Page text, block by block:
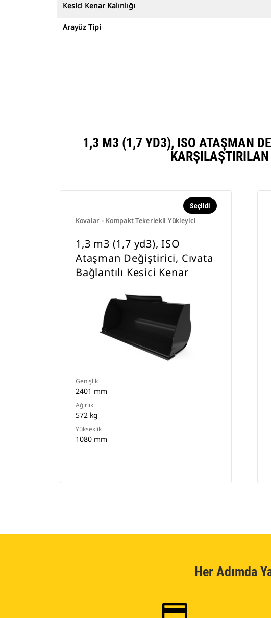
Kesici Kenar Kalınlığı
Arayüz Tipi
1,3 M3 (1,7 YD3), ISO ATAŞMAN
KARŞILAŞTIRILAN
Kovalar - Kompakt Tekerlekli Yükleyici
Seçildi
1,3 m3 (1,7 yd3), ISO
Ataşman Değiştirici, Cıvata
Bağlantılı Kesici Kenar
Genişlik
2401 mm
Ağırlık
572 kg
Yükseklik
1080 mm
Her Adımda